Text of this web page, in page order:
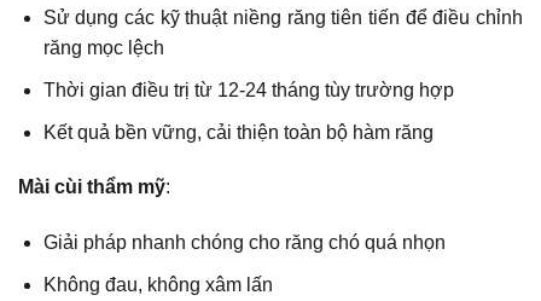
Sử dụng các kỹ thuật niềng răng tiên tiến để điều chỉnh
răng mọc lệch
Thời gian điều trị từ 12-24 tháng tùy trường hợp
Kết quả bền vững, cải thiện toàn bộ hàm răng
Mài cùi thẩm mỹ:
Giải pháp nhanh chóng cho răng chó quá nhọn
Không đau, không xâm lấn